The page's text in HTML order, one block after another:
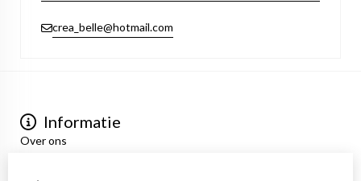
crea_belle@hotmail.com
Informatie
Over ons